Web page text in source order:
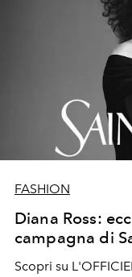
FASHION
Diana Ross:
campagna di
Scopri su